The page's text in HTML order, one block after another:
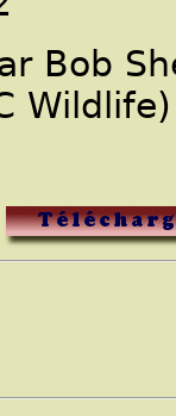
Bob
Wildlife)